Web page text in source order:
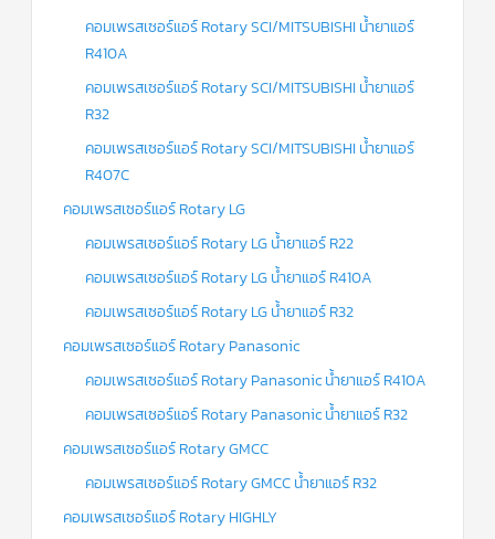
คอมเพรสเซอร์แอร์ Rotary SCI/MITSUBISHI น้ำยาแอร์
R410A
คอมเพรสเซอร์แอร์ Rotary SCI/MITSUBISHI น้ำยาแอร์
R32
คอมเพรสเซอร์แอร์ Rotary SCI/MITSUBISHI น้ำยาแอร์
R407C
คอมเพรสเซอร์แอร์ Rotary LG
คอมเพรสเซอร์แอร์ Rotary LG น้ำยาแอร์ R22
คอมเพรสเซอร์แอร์ Rotary LG น้ำยาแอร์ R410A
คอมเพรสเซอร์แอร์ Rotary LG น้ำยาแอร์ R32
คอมเพรสเซอร์แอร์ Rotary Panasonic
คอมเพรสเซอร์แอร์ Rotary Panasonic น้ำยาแอร์ R410A
คอมเพรสเซอร์แอร์ Rotary Panasonic น้ำยาแอร์ R32
คอมเพรสเซอร์แอร์ Rotary GMCC
คอมเพรสเซอร์แอร์ Rotary GMCC น้ำยาแอร์ R32
คอมเพรสเซอร์แอร์ Rotary HIGHLY